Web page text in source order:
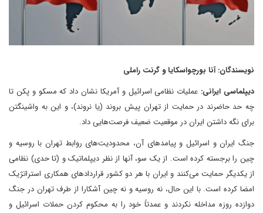
نویسندگان: آنا بورچواسکایا و گرنت راملی
دیپلماسی ایرانی: عملیات نظامی اسرائیل و آمریکا نشان داد که مسکو و پکن تا
چه حد حاضرند در حمایت از تهران پیش بروند (یا نروند)، و این به واشینگتن
برای نگه داشتن ایران در موقعیت ضعیف فرصت‌هایی داد.
جنگ ایران و اسرائیل و پیامدهای آن، محدودیت‌های روابط تهران با روسیه و
چین را برجسته کرده است. از یک سو، آنها از نظر دیپلماتیک و (تا حدی) نظامی
از یکدیگر حمایت می‌کنند و ایران با هر دو کشور قراردادهای همکاری استراتژیک
امضا کرده است. با این حال، نه روسیه و نه چین آشکارا از طرف تهران در جنگ
دوازده روزه مداخله نکردند و عمدتاً خود را به محکوم کردن حملات اسرائیل و